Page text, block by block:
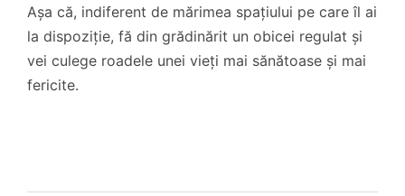
Așa că, indiferent de mărimea spațiului pe care îl ai
la dispoziție, fă din grădinărit un obicei regulat și
vei culege roadele unei vieți mai sănătoase și mai
fericite.